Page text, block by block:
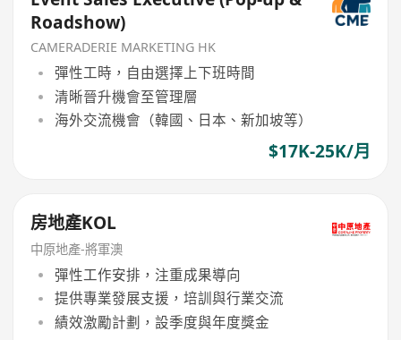
Roadshow)
CAMERADERIE MARKETING HK
彈性工時，自由選擇上下班時間
清晰晉升機會至管理層
海外交流機會（韓國、日本、新加坡等）
$17K-25K/月
房地產KOL
中原地產-將軍澳
彈性工作安排，注重成果導向
提供專業發展支援，培訓與行業交流
績效激勵計劃，設季度與年度獎金